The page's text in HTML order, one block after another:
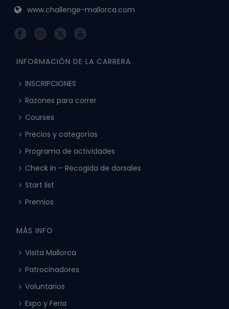
www.challenge-mallorca.com
INFORMACIÓN DE LA CARRERA
INSCRIPCIONES
Razones para correr
Courses
Precios y categorías
Programa de actividades
Check in – Recogida de dorsales
Start list
Premios
MÁS INFO
Visita Mallorca
Patrocinadores
Voluntarios
Expo y Feria